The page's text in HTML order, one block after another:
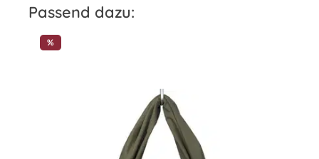
Produktgalerie überspringen
Passend dazu:
%